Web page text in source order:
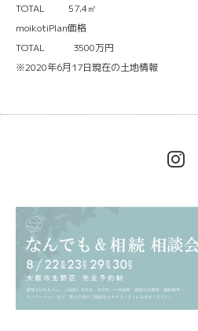
TOTAL 57.4㎡
moikotiPlan価格
TOTAL 3500万円
※2020年6月17日現在の土地情報